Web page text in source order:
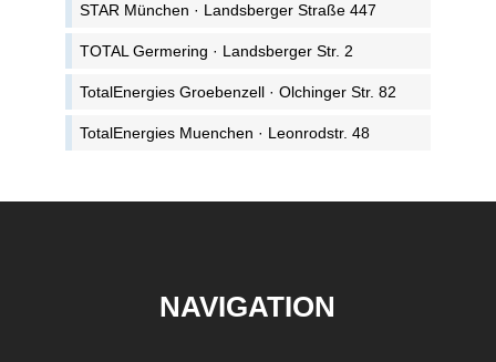
STAR München · Landsberger Straße 447
TOTAL Germering · Landsberger Str. 2
TotalEnergies Groebenzell · Olchinger Str. 82
TotalEnergies Muenchen · Leonrodstr. 48
NAVIGATION